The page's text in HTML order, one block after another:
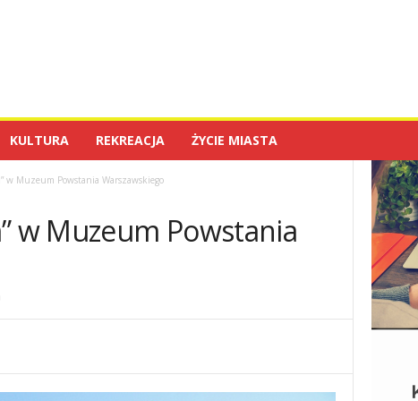
KULTURA REKREACJA ŻYCIE MIASTA
w Muzeum Powstania Warszawskiego
w Muzeum Powstania